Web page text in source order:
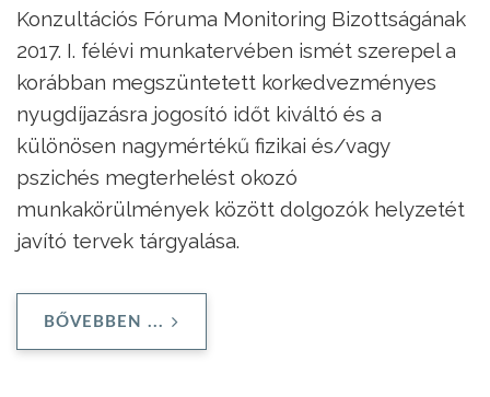
Konzultációs Fóruma Monitoring Bizottságának
2017. I. félévi munkatervében ismét szerepel a
korábban megszüntetett korkedvezményes
nyugdíjazásra jogosító időt kiváltó és a
különösen nagymértékű fizikai és/vagy
pszichés megterhelést okozó
munkakörülmények között dolgozók helyzetét
javító tervek tárgyalása.
BŐVEBBEN ...